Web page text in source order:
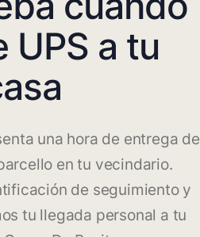
UPS a tu
una hora de entrega de
en tu vecindario.
de seguimiento y
tu llegada personal a tu